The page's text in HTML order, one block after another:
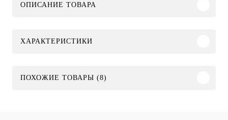
ОПИСАНИЕ ТОВАРА
ХАРАКТЕРИСТИКИ
ПОХОЖИЕ ТОВАРЫ (8)